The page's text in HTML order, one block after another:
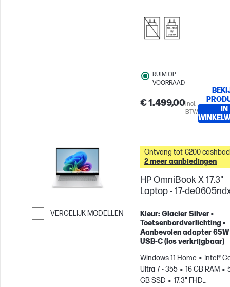
RUIM OP
VOORRAAD
€ 1.499,00incl.
BTW
IN
VERGELIJK MODELLEN
Ga verder naar vergelijken
Ontvang tot €200
2 meer aanbiedingen
HP OmniBook X 17.3"
Laptop - 17-
Kleur: Glacier Silver •
Toetsenbordverlichting •
Aanbevolen adapter 65W
USB-C (los verkrijgbaar)
Windows 11 Home
Intel®
Ultra 7 - 355
16 GB RAM
GB SSD
17.3" FHD